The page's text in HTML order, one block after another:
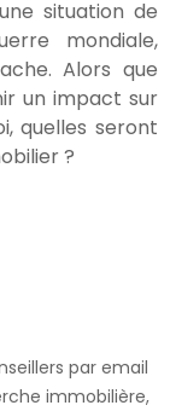
situation de
mondiale,
Alors que
un impact sur
quelles seront
?
par email
immobilière,